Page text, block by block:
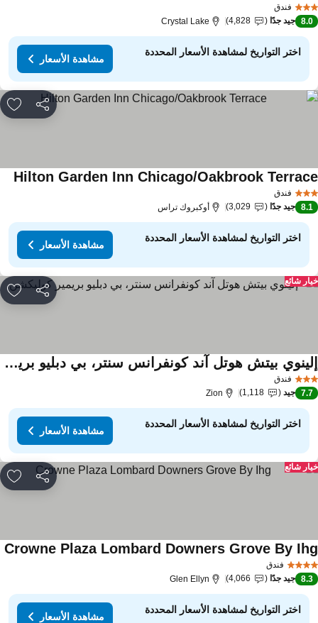
فندق
8.0
جيد جدًا 4,828
Crystal Lake
اختر التواريخ لمشاهدة الأسعار المحددة
مشاهدة الأسعار
مشاركة
فندق
Hilton Garden Inn Chicago/Oakbrook
8.1 جيد جدًا 3,029 أوكبروك تراس
اختر التواريخ لمشاهدة الأسعار المحددة
مشاهدة الأسعار
مشاركة
شائع
فندق
إلينوي بيتش هوتل آند كونفرانس سنتر، بي دبليو بريمير كوليكشن
7.7 جيد 1,118
Zion
اختر التواريخ لمشاهدة الأسعار المحددة
مشاهدة الأسعار
مشاركة
شائع
فندق
Crowne Plaza Lombard Downers Grove By
8.3 جيد جدًا 4,066
Glen Ellyn
اختر التواريخ لمشاهدة الأسعار المحددة
مشاهدة الأسعار